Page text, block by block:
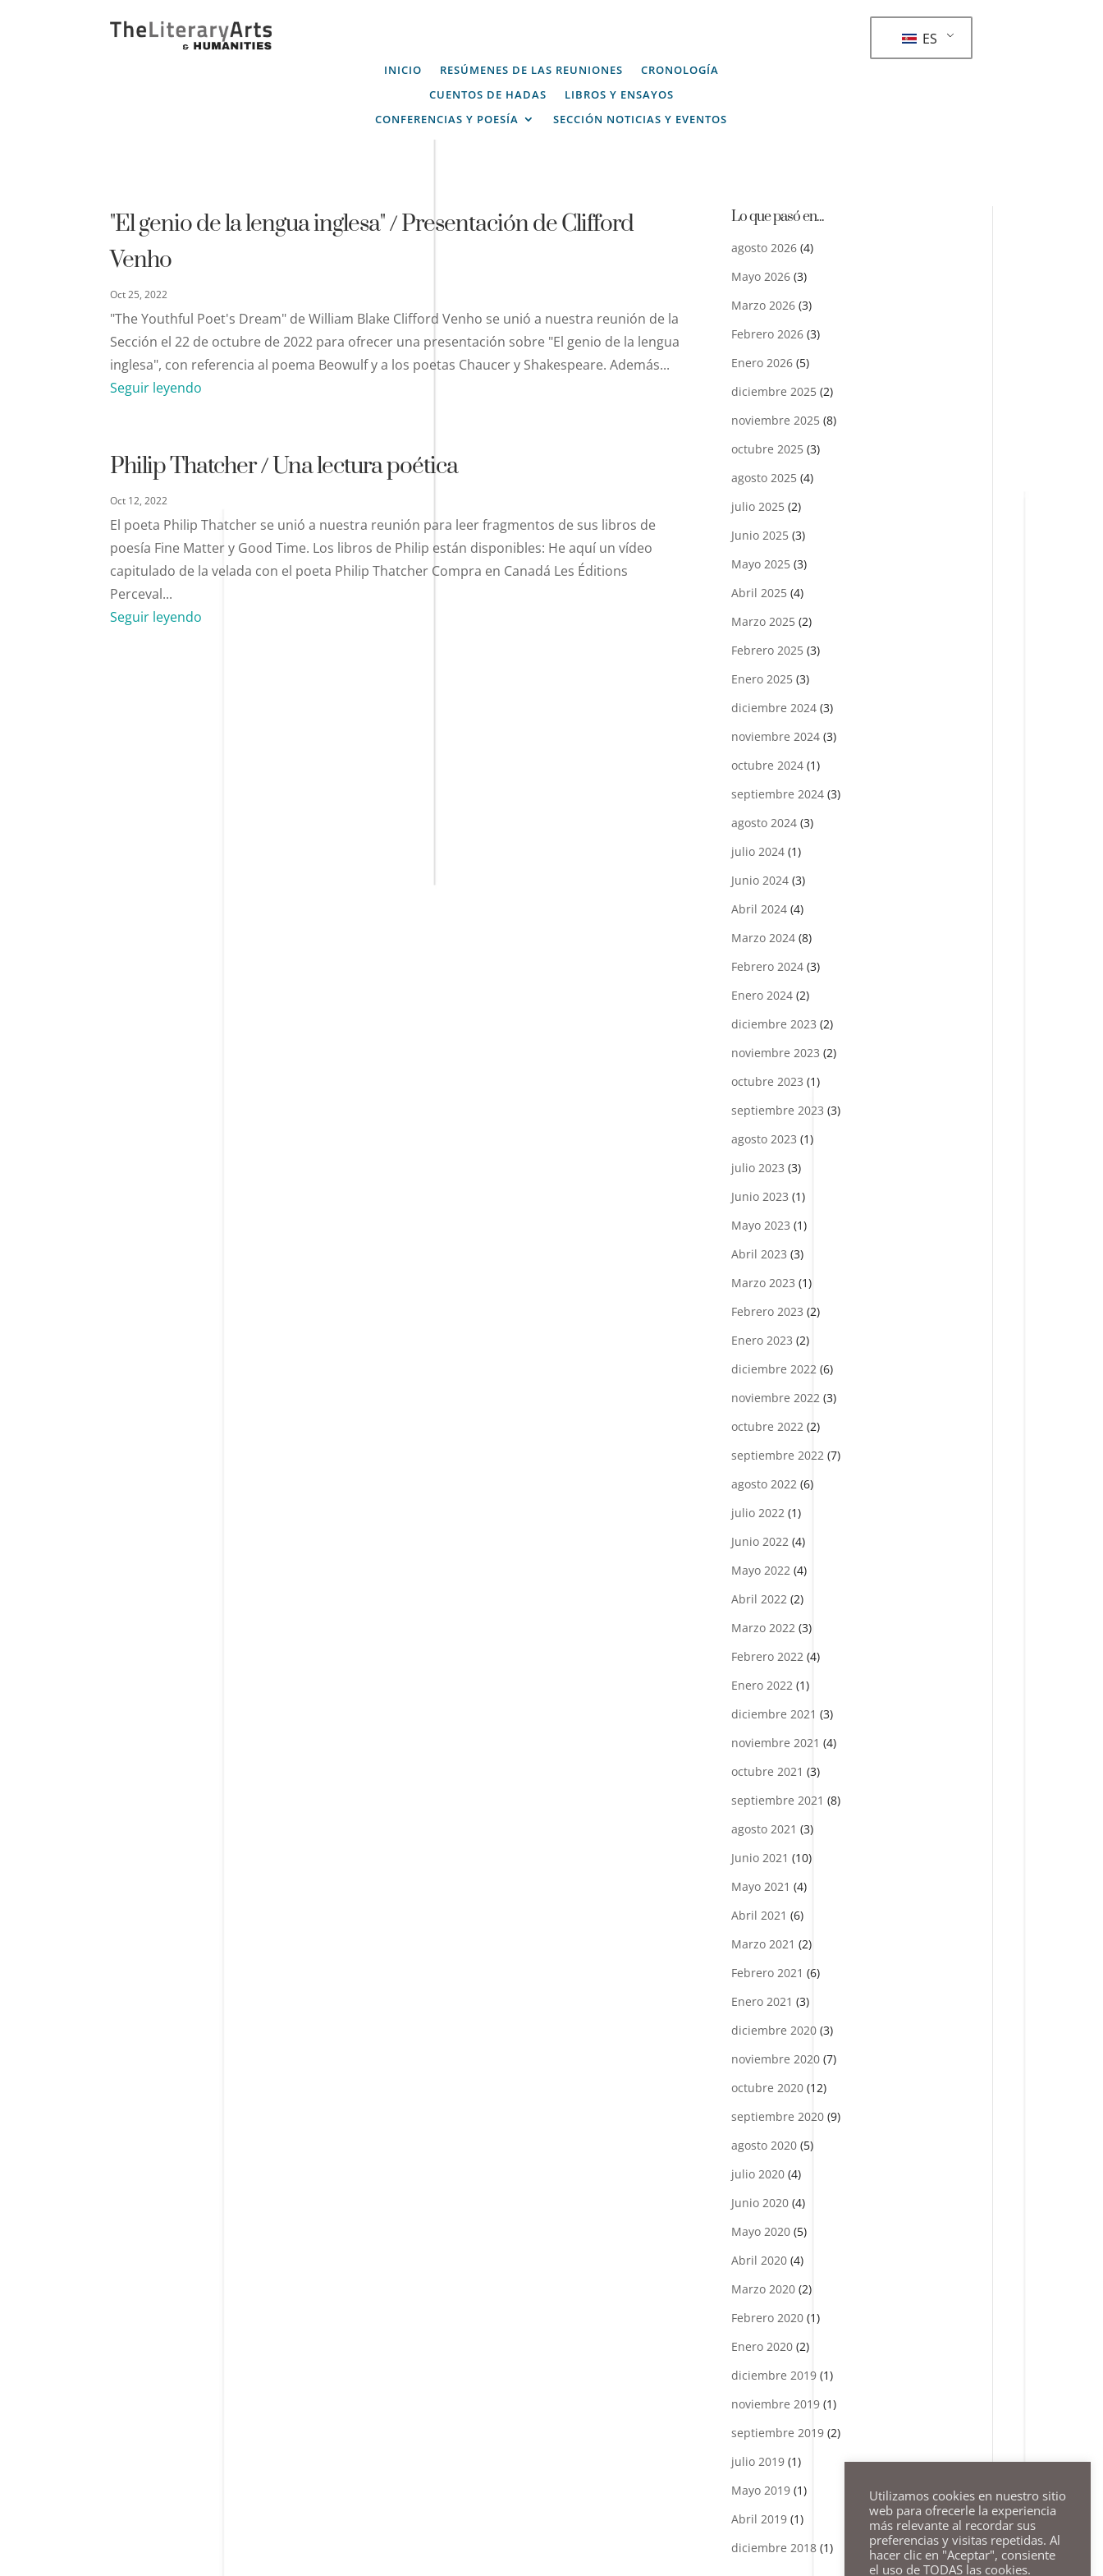
INICIO RESÚMENES DE LAS REUNIONES
CRONOLOGÍA
CUENTOS DE HADAS
LIBROS Y ENSAYOS
CONFERENCIAS Y POESÍA
SECCIÓN NOTICIAS Y EVENTOS
ES
"El genio de la lengua inglesa" / Presentación de Clifford
Venho
Oct 25, 2022
"The Youthful Poet's Dream" de William Blake Clifford Venho se unió a nuestra reunión de la
Sección el 22 de octubre de 2022 para ofrecer una presentación sobre "El genio de la lengua
inglesa", con referencia al poema Beowulf y a los poetas Chaucer y Shakespeare. Además...
Seguir leyendo
Philip Thatcher / Una lectura poética
Oct 12, 2022
El poeta Philip Thatcher se unió a nuestra reunión para leer fragmentos de sus libros de
poesía Fine Matter y Good Time. Los libros de Philip están disponibles: He aquí un vídeo
capitulado de la velada con el poeta Philip Thatcher Compra en Canadá Les Éditions
Perceval...
Seguir leyendo
Lo que pasó en...
agosto 2026(4)
Mayo 2026(3)
Marzo 2026(3)
Febrero 2026(3)
Enero 2026(5)
diciembre 2025(2)
noviembre 2025(8)
octubre 2025(3)
agosto 2025(4)
julio 2025(2)
Junio 2025(3)
Mayo 2025(3)
Abril 2025(4)
Marzo 2025(2)
Febrero 2025(3)
Enero 2025(3)
diciembre 2024(3)
noviembre 2024(3)
octubre 2024(1)
septiembre 2024(3)
agosto 2024(3)
julio 2024(1)
Junio 2024(3)
Abril 2024(4)
Marzo 2024(8)
Febrero 2024(3)
Enero 2024(2)
diciembre 2023 (2)
noviembre 2023 (2)
octubre 2023 (1)
septiembre 2023 (3)
agosto 2023 (1)
julio 2023 (3)
Junio 2023 (1)
Mayo 2023 (1)
Abril 2023 (3)
Marzo 2023 (1)
Febrero 2023 (2)
Enero 2023 (2)
diciembre 2022 (6)
noviembre 2022 (3)
octubre 2022 (2)
septiembre 2022 (7)
agosto 2022 (6)
julio 2022 (1)
Junio 2022 (4)
Mayo 2022 (4)
Abril 2022 (2)
Marzo 2022 (3)
Febrero 2022 (4)
Enero 2022 (1)
diciembre 2021 (3)
noviembre 2021 (4)
octubre 2021 (3)
septiembre 2021 (8)
agosto 2021 (3)
Junio 2021 (10)
Mayo 2021 (4)
Abril 2021 (6)
Marzo 2021 (2)
Febrero 2021 (6)
Enero 2021 (3)
diciembre 2020(3)
noviembre 2020(7)
octubre 2020(12)
septiembre 2020(9)
agosto 2020(5)
julio 2020(4)
Junio 2020(4)
Mayo 2020(5)
Abril 2020(4)
Marzo 2020(2)
Febrero 2020(1)
Enero 2020(2)
diciembre 2019(1)
noviembre 2019(1)
septiembre 2019(2)
julio 2019(1)
Mayo 2019(1)
Abril 2019(1)
diciembre 2018(1)
Utilizamos cookies en nuestro sitio
web para ofrecerle la experiencia
más relevante al recordar sus
preferencias y visitas repetidas. Al
hacer clic en "Aceptar", consiente
el uso de TODAS las cookies.